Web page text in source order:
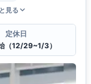
見る
定休日
（12/29~1/3）